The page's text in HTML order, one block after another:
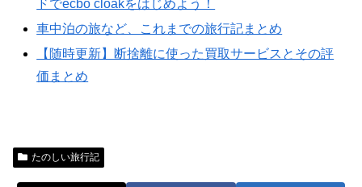
ドでecbo cloakをはじめよう！
車中泊の旅など、これまでの旅行記まとめ
【随時更新】断捨離に使った買取サービスとその評
価まとめ
たのしい旅行記